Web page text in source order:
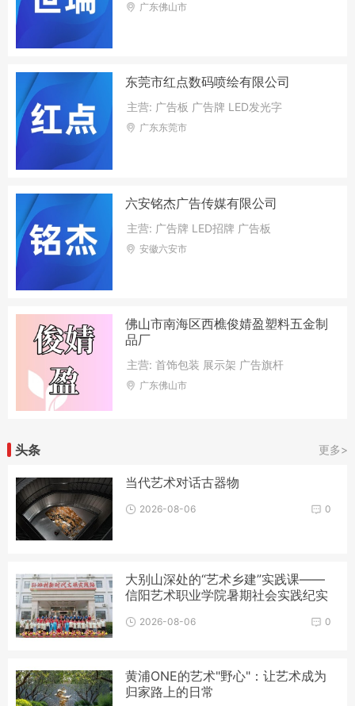
广东佛山市
东莞市红点数码喷绘有限公司
主营: 广告板 广告牌 LED发光字
广东东莞市
六安铭杰广告传媒有限公司
主营: 广告牌 LED招牌 广告板
安徽六安市
佛山市南海区西樵俊婧盈塑料五金制
品厂
主营: 首饰包装 展示架 广告旗杆
广东佛山市
头条 更多>
当代艺术对话古器物
0
2026-08-06
大别山深处的“艺术乡建”实践课——
信阳艺术职业学院暑期社会实践纪实
0
2026-08-06
黄浦ONE的艺术"野心"：让艺术成为
归家路上的日常